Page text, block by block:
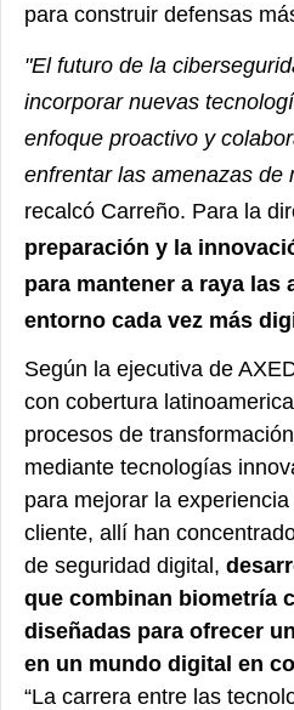
para construir defensas
"El futuro de la
incorporar nuevas
enfoque proactivo y
enfrentar las amenazas de
recalcó Carreño. Para la
preparación y la
para mantener a raya las
entorno cada vez más
Según la ejecutiva de
con cobertura
procesos de
mediante tecnologías
para mejorar la
cliente, allí han
de seguridad digital,
que combinan biometría
diseñadas para ofrecer
en un mundo digital en
“La carrera entre las